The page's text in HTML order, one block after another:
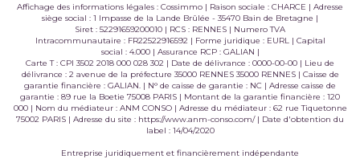
Affichage des informations légales : Cossimmo | Raison sociale : CHARCE | Adresse
siège social : 1 Impasse de la Lande Brûlée - 35470 Bain de Bretagne |
Siret : 52291659200010 | RCS : RENNES | Numero TVA
Intracommunautaire : FR22522916592 | Forme juridique : EURL | Capital
social : 4.000 | Assurance RCP : GALIAN |
Carte T : CPI 3502 2018 000 028 302 | Date de délivrance : 0000-00-00 | Lieu de
délivrance : 2 avenue de la préfecture 35000 RENNES 35000 RENNES | Caisse de
garantie financière : GALIAN. | N° de caisse de garantie : NC | Adresse caisse de
garantie : 89 rue la Boetie 75008 PARIS | Montant de la garantie financière : 120
000 | Nom du médiateur : ANM CONSO | Adresse du médiateur : 62 rue Tiquetonne
75002 PARIS | Adresse du site : https://www.anm-conso.com/| Date d'obtention du
label : 14/04/2020
Entreprise juridiquement et financièrement indépendante